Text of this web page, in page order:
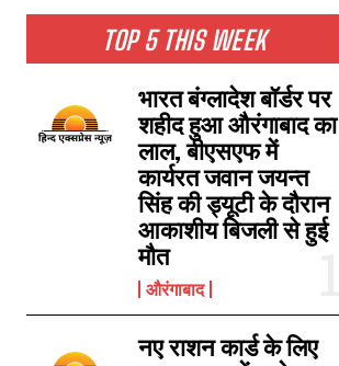
NATIONAL NEWS
CRIME NEWS
SPORTS NEWS
TECH NEWS
TOURISM NEWS
TOP 5 THIS WEEK
भारत बंग्लादेश बॉर्डर पर
शहीद हुआ औरंगाबाद का
लाल, बीएसएफ में
कार्यरत जवान जयन्त
सिंह की ड्यूटी के दौरान
आकाशीय बिजली से हुई
मौत
औरंगाबाद
नए राशन कार्ड के लिए